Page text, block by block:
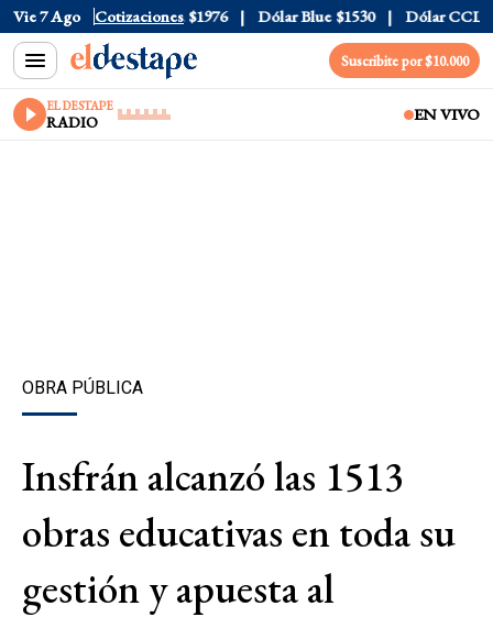
Vie 7 Ago Cotizaciones
Dólar Tarjeta $1976 Dólar Blue $1530 Dólar CCL
Suscribite por $10.000
EL DESTAPE
RADIO EN VIVO
OBRA PÚBLICA
Insfrán alcanzó las 1513
obras educativas en toda su
gestión y apuesta al